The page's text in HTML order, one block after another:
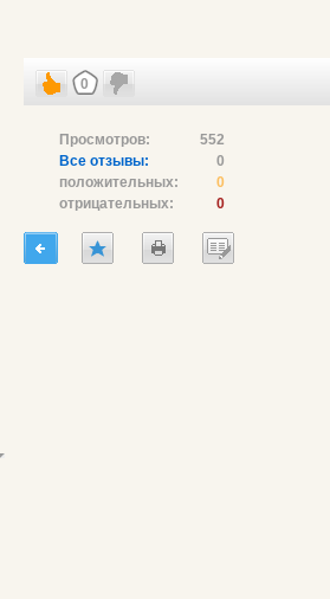
0
Просмотров:
552
Все отзывы:
0
положительных:
0
отрицательных:
0